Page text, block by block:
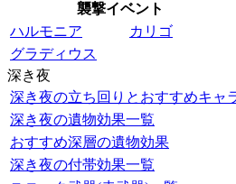
襲撃イベント
ハルモニア
カリゴ
グラディウス
深き夜
深き夜の立ち回りとおすすめキャ
深き夜の遺物効果一覧
おすすめ深層の遺物効果
深き夜の付帯効果一覧